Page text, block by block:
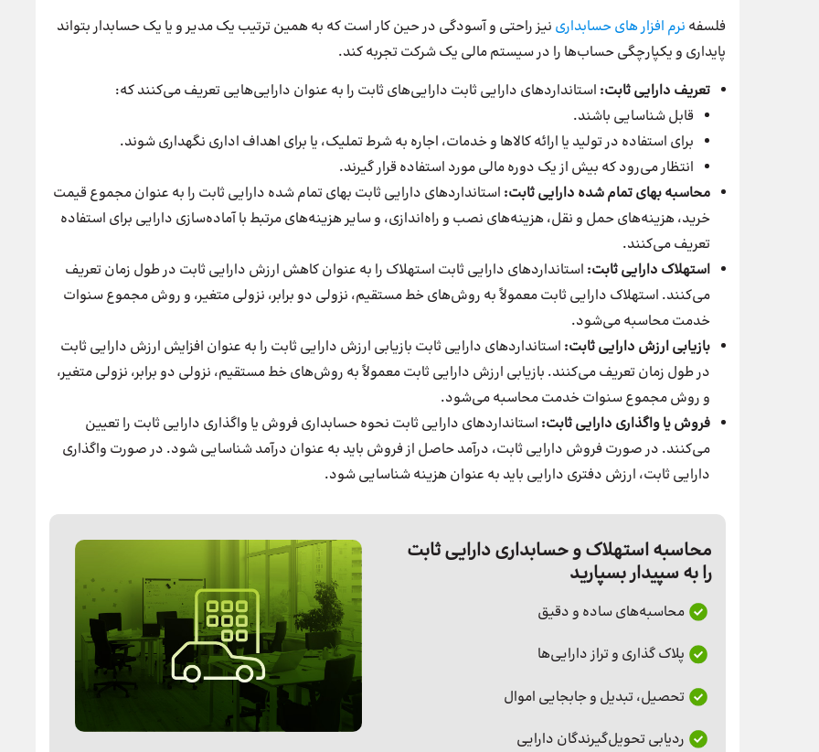
فلسفه نرم افزار های حسابداری نیز راحتی و آسودگی در حین کار است که به همین ترتیب یک مدیر و یا یک حسابدار بتواند
پایداری و یکپارچگی حساب‌ها را در سیستم مالی یک شرکت تجربه کند.
تعریف دارایی ثابت: استانداردهای دارایی ثابت دارایی‌های ثابت را به عنوان دارایی‌هایی تعریف می‌کنند که:
قابل شناسایی باشند.
برای استفاده در تولید یا ارائه کالاها و خدمات، اجاره به شرط تملیک، یا برای اهداف اداری نگهداری شوند.
انتظار می‌رود که بیش از یک دوره مالی مورد استفاده قرار گیرند.
محاسبه بهای تمام شده دارایی ثابت: استانداردهای دارایی ثابت بهای تمام شده دارایی ثابت را به عنوان مجموع قیمت
خرید، هزینه‌های حمل و نقل، هزینه‌های نصب و راه‌اندازی، و سایر هزینه‌های مرتبط با آماده‌سازی دارایی برای استفاده
تعریف می‌کنند.
استهلاک دارایی ثابت: استانداردهای دارایی ثابت استهلاک را به عنوان کاهش ارزش دارایی ثابت در طول زمان تعریف
می‌کنند. استهلاک دارایی ثابت معمولاً به روش‌های خط مستقیم، نزولی دو برابر، نزولی متغیر، و روش مجموع سنوات
خدمت محاسبه می‌شود.
بازیابی ارزش دارایی ثابت: استانداردهای دارایی ثابت بازیابی ارزش دارایی ثابت را به عنوان افزایش ارزش دارایی ثابت
در طول زمان تعریف می‌کنند. بازیابی ارزش دارایی ثابت معمولاً به روش‌های خط مستقیم، نزولی دو برابر، نزولی متغیر،
و روش مجموع سنوات خدمت محاسبه می‌شود.
فروش یا واگذاری دارایی ثابت: استانداردهای دارایی ثابت نحوه حسابداری فروش یا واگذاری دارایی ثابت را تعیین
می‌کنند. در صورت فروش دارایی ثابت، درآمد حاصل از فروش باید به عنوان درآمد شناسایی شود. در صورت واگذاری
دارایی ثابت، ارزش دفتری دارایی باید به عنوان هزینه شناسایی شود.
محاسبه استهلاک و حسابداری دارایی ثابت
را به سپیدار بسپارید
محاسبه‌های ساده و دقیق
پلاک گذاری و تراز دارایی‌ها
تحصیل، تبدیل و جابجایی اموال
ردیابی تحویل‌گیرندگان دارایی